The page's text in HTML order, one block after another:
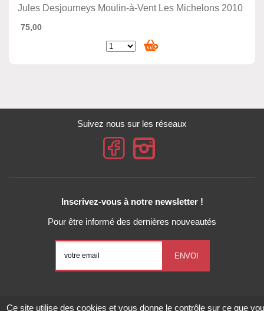
Jules Desjourneys Moulin-à-Vent Les Michelons 2010
75,00
Suivez nous sur les réseaux
Inscrivez-vous à notre newsletter !
Pour être informé des dernières nouveautés
Ce site utilise des cookies et vous donne le contrôle sur ce que